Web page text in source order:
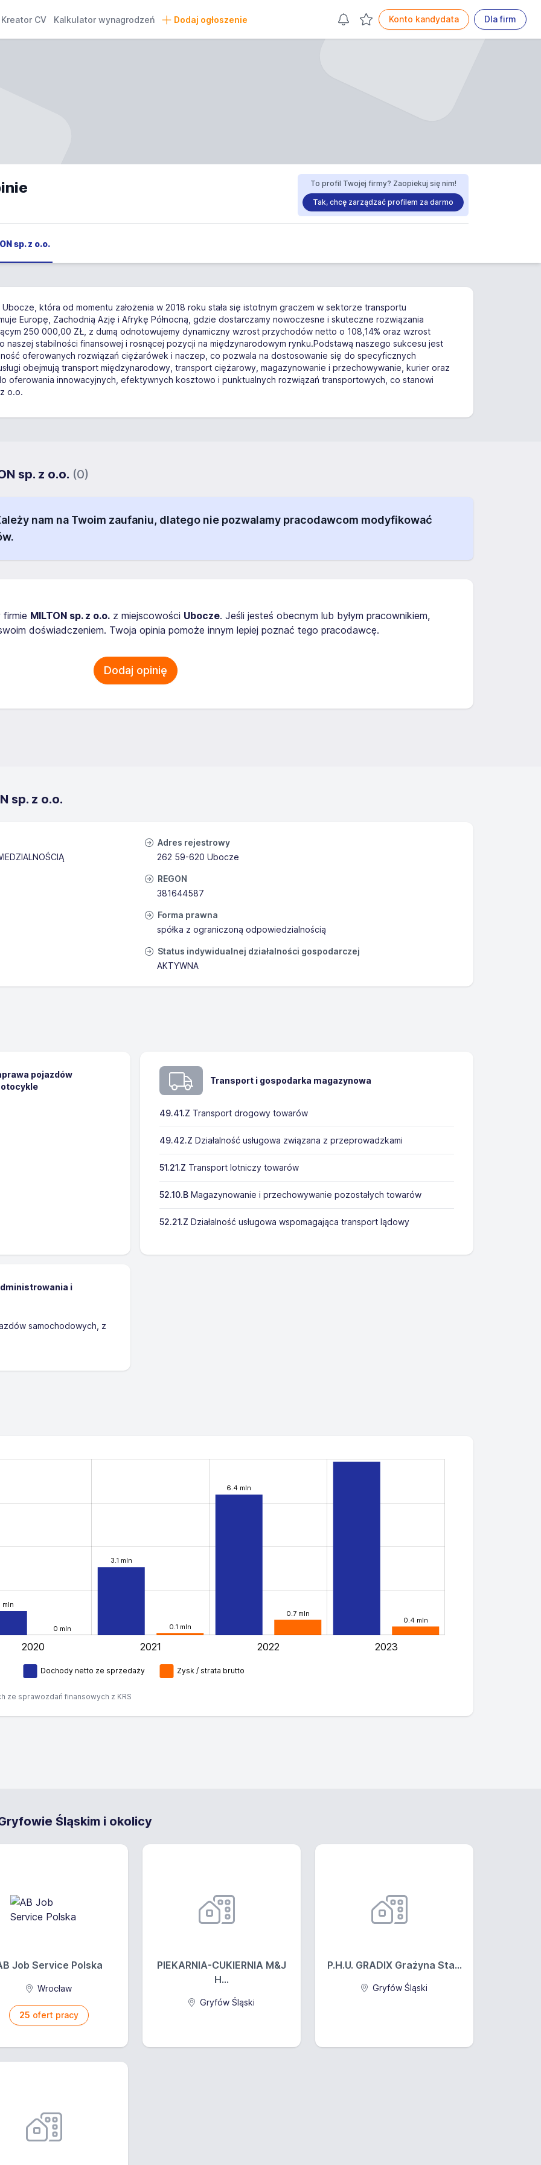
Kreator CV Kalkulator wynagrodzeń Dodaj ogłoszenie Konto kandydata Dla firm
To profil Twojej firmy? Zaopiekuj się nim!
Tak, chcę zarządzać profilem za darmo
sp. z o.o.
która od momentu założenia w 2018 roku stała się istotnym graczem w sektorze transportu
Europę, Zachodnią Azję i Afrykę Północną, gdzie dostarczamy nowoczesne i skuteczne rozwiązania
250 000,00 ZŁ, z dumą odnotowujemy dynamiczny wzrost przychodów netto o 108,14% oraz wzrost
naszej stabilności finansowej i rosnącej pozycji na międzynarodowym rynku.Podstawą naszego sukcesu jest
oferowanych rozwiązań ciężarówek i naczep, co pozwala na dostosowanie się do specyficznych
obejmują transport międzynarodowy, transport ciężarowy, magazynowanie i przechowywanie, kurier oraz
oferowania innowacyjnych, efektywnych kosztowo i punktualnych rozwiązań transportowych, co stanowi
o.o.
sp. z o.o. (0)
nam na Twoim zaufaniu, dlatego nie pozwalamy pracodawcom modyfikować
MILTON sp. z o.o. z miejscowości Ubocze. Jeśli jesteś obecnym lub byłym pracownikiem,
doświadczeniem. Twoja opinia pomoże innym lepiej poznać tego pracodawcę.
Dodaj opinię
sp. z o.o.
Adres rejestrowy
262 59-620 Ubocze
REGON
381644587
Forma prawna
spółka z ograniczoną odpowiedzialnością
Status indywidualnej działalności gospodarczej
AKTYWNA
pojazdów
Transport i gospodarka magazynowa
49.41.Z Transport drogowy towarów
49.42.Z Działalność usługowa związana z przeprowadzkami
51.21.Z Transport lotniczy towarów
52.10.B Magazynowanie i przechowywanie pozostałych towarów
52.21.Z Działalność usługowa wspomagająca transport lądowy
i
samochodowych, z
mln
3.1 mln
6.4 mln
0 mln 0.1 mln
0.7 mln
0.4 mln
L
2020 2021 2022 2023
Dochody netto ze sprzedaży Zysk / strata brutto
ze sprawozdań finansowych z KRS
Śląskim i okolicy
Job Service Polska
Wrocław
25 ofert pracy
PIEKARNIA-CUKIERNIA M&J
H...
Gryfów Śląski
P.H.U. GRADIX Grażyna Sta...
Gryfów Śląski